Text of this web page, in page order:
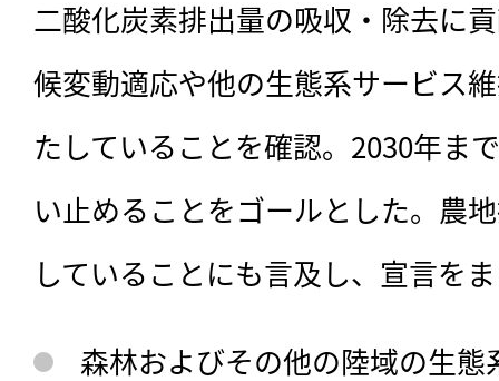
二酸化炭素排出量の吸収・除去に
候変動適応や他の生態系サービス
たしていることを確認。2030年ま
い止めることをゴールとした。農
していることにも言及し、宣言を
森林およびその他の陸域の生